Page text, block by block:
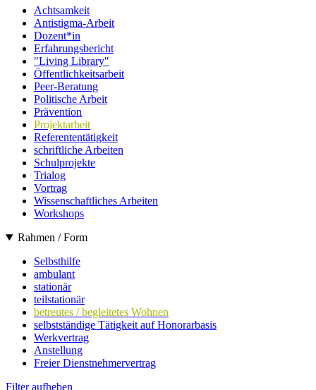
Achtsamkeit
Antistigma-Arbeit
Dozent*in
Erfahrungsbericht
"Living Library"
Öffentlichkeitsarbeit
Peer-Beratung
Politische Arbeit
Prävention
Projektarbeit
Referententätigkeit
schriftliche Arbeiten
Schulprojekte
Trialog
Vortrag
Wissenschaftliches Arbeiten
Workshops
Rahmen / Form
Selbsthilfe
ambulant
stationär
teilstationär
betreutes / begleitetes Wohnen
selbstständige Tätigkeit auf Honorarbasis
Werkvertrag
Anstellung
Freier Dienstnehmervertrag
Filter aufheben